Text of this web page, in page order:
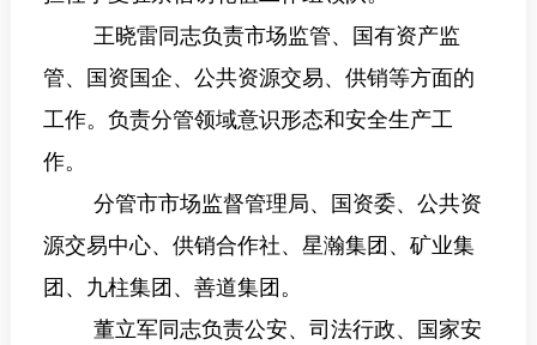
王晓雷同志负责市场监管、
国有资产监
管、国资国企、 公共资源交易、供销等方面的
工作。 负责分管领域意识形态和安全生产工
作。
分管市市场监督管理局、
国资委、公共资
源交易中心、供销合作社、 星瀚集团、矿业集
团、九柱集团、善道集团 。
董立军同志负责公安、司法行政、国家安